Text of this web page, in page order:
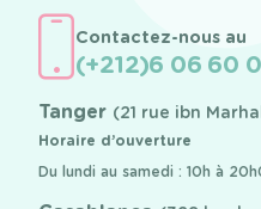
Contactez-nous au
(+212)6 06 60
Tanger (21 rue ibn
Horaire d’ouverture
Du lundi au samedi : 10h à